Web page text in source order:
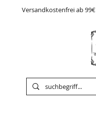
Versandkostenfrei ab 99€